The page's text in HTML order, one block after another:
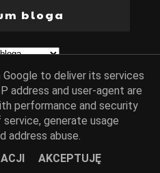
bloga
to deliver its services
address and user-agent are
performance and security
generate usage
address abuse.
AKCEPTUJĘ